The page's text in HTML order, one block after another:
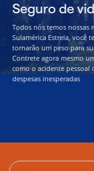
Seguro de
Todos nós temos nossas
Sulamérica Estrela, você
tornarão um peso para
Contrete agora mesmo
como o acidente pessoal
despesas inesperadas